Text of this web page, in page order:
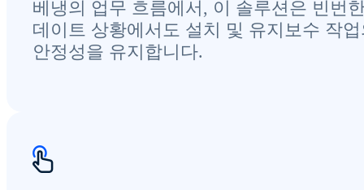
베냉의 업무 흐름에서, 이 솔루션은 빈번
데이트 상황에서도 설치 및 유지보수 작
안정성을 유지합니다.